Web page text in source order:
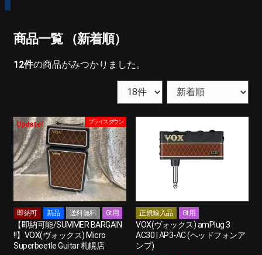
商品一覧 （新着順）
12件の商品がみつかりました。
Update!
即納可 新品 送料無料 Gt用
プライスダウン
【即納可能/SUMMER BARGAIN
!!】VOX(ヴォックス) Micro
Superbeetle Guitar 札幌店
正規輸入品 Gt用
VOX(ヴォックス) amPlug 3
AC30 | AP3-AC (ヘッドフォンア
ンプ)